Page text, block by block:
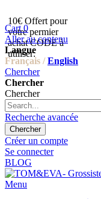
10€ Offert pour
votre permier
achat CODE à
utiliser:
Cart 0
Aller au contenu
Langue
Français / English
Chercher
Chercher
Chercher
Recherche avancée
Chercher
Créer un compte
Se connecter
BLOG
Menu